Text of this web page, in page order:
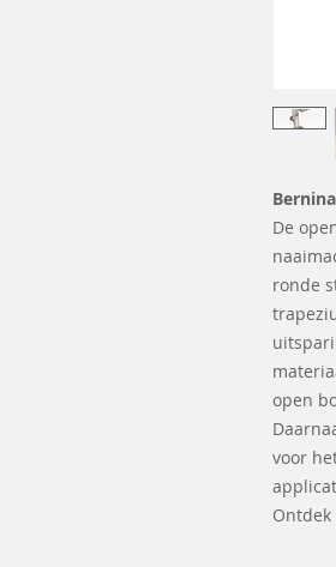
De
ronde
open
voor